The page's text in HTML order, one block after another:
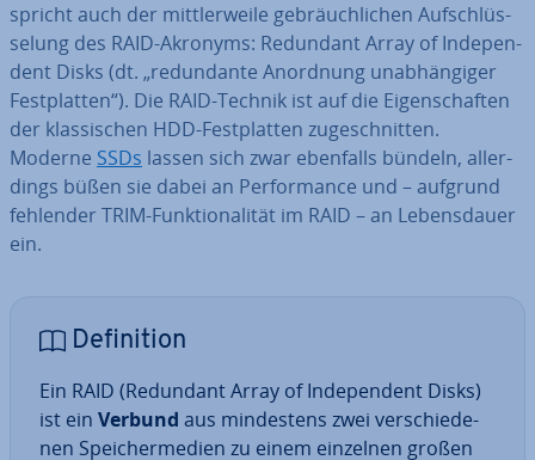
spricht auch der mitt­ler­wei­le ge­bräuch­li­chen Auf­schlüs­
se­lung des RAID-Akronyms: Redundant Array of In­de­pen­
dent Disks (dt. „red­un­dan­te Anordnung un­ab­hän­gi­ger
Fest­plat­ten“). Die RAID-Technik ist auf die Ei­gen­schaf­ten
der klas­si­schen HDD-Fest­plat­ten zu­ge­schnit­ten.
Moderne SSDs lassen sich zwar ebenfalls bündeln, al­ler­
dings büßen sie dabei an Per­for­mance und – aufgrund
fehlender TRIM-Funk­tio­na­li­tät im RAID – an Le­bens­dau­er
ein.
De­fi­ni­ti­on
Ein RAID (Redundant Array of In­de­pen­dent Disks)
ist ein Verbund aus min­des­tens zwei ver­schie­de­
nen Spei­cher­me­di­en zu einem einzelnen großen